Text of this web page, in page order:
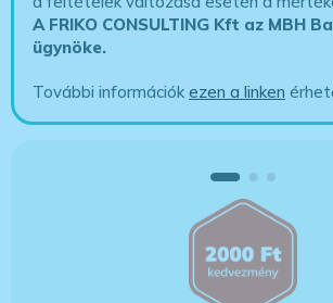
A FRIKO CONSULTING Kft az MBH
ügynöke.
További információkezen a linken